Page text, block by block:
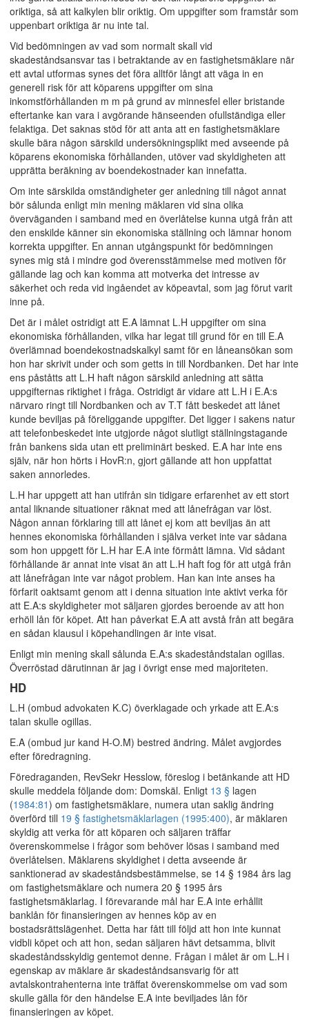
oriktiga, så att kalkylen blir oriktig. Om uppgifter som framstår som
uppenbart oriktiga är nu inte tal.
Vid bedömningen av vad som normalt skall vid
skadeståndsansvar tas i betraktande av en fastighetsmäklare när
ett avtal utformas synes det föra alltför långt att väga in en
generell risk för att köparens uppgifter om sina
inkomstförhållanden m m på grund av minnesfel eller bristande
eftertanke kan vara i avgörande hänseenden ofullständiga eller
felaktiga. Det saknas stöd för att anta att en fastighetsmäklare
skulle bära någon särskild undersökningsplikt med avseende på
köparens ekonomiska förhållanden, utöver vad skyldigheten att
upprätta beräkning av boendekostnader kan innefatta.
Om inte särskilda omständigheter ger anledning till något annat
bör sålunda enligt min mening mäklaren vid sina olika
överväganden i samband med en överlåtelse kunna utgå från att
den enskilde känner sin ekonomiska ställning och lämnar honom
korrekta uppgifter. En annan utgångspunkt för bedömningen
synes mig stå i mindre god överensstämmelse med motiven för
gällande lag och kan komma att motverka det intresse av
säkerhet och reda vid ingåendet av köpeavtal, som jag förut varit
inne på.
Det är i målet ostridigt att E.A lämnat L.H uppgifter om sina
ekonomiska förhållanden, vilka har legat till grund för en till E.A
överlämnad boendekostnadskalkyl samt för en låneansökan som
hon har skrivit under och som getts in till Nordbanken. Det har inte
ens påståtts att L.H haft någon särskild anledning att sätta
uppgifternas riktighet i fråga. Ostridigt är vidare att L.H i E.A:s
närvaro ringt till Nordbanken och av T.T fått beskedet att lånet
kunde beviljas på föreliggande uppgifter. Det ligger i sakens natur
att telefonbeskedet inte utgjorde något slutligt ställningstagande
från bankens sida utan ett preliminärt besked. E.A har inte ens
själv, när hon hörts i HovR:n, gjort gällande att hon uppfattat
saken annorledes.
L.H har uppgett att han utifrån sin tidigare erfarenhet av ett stort
antal liknande situationer räknat med att lånefrågan var löst.
Någon annan förklaring till att lånet ej kom att beviljas än att
hennes ekonomiska förhållanden i själva verket inte var sådana
som hon uppgett för L.H har E.A inte förmått lämna. Vid sådant
förhållande är annat inte visat än att L.H haft fog för att utgå från
att lånefrågan inte var något problem. Han kan inte anses ha
förfarit oaktsamt genom att i denna situation inte aktivt verka för
att E.A:s skyldigheter mot säljaren gjordes beroende av att hon
erhöll lån för köpet. Att han påverkat E.A att avstå från att begära
en sådan klausul i köpehandlingen är inte visat.
Enligt min mening skall sålunda E.A:s skadeståndstalan ogillas.
Överröstad därutinnan är jag i övrigt ense med majoriteten.
HD
L.H (ombud advokaten K.C) överklagade och yrkade att E.A:s
talan skulle ogillas.
E.A (ombud jur kand H-O.M) bestred ändring. Målet avgjordes
efter föredragning.
Föredraganden, RevSekr Hesslow, föreslog i betänkande att HD
skulle meddela följande dom: Domskäl. Enligt 13 § lagen
(1984:81) om fastighetsmäklare, numera utan saklig ändring
överförd till 19 § fastighetsmäklarlagen (1995:400), är mäklaren
skyldig att verka för att köparen och säljaren träffar
överenskommelse i frågor som behöver lösas i samband med
överlåtelsen. Mäklarens skyldighet i detta avseende är
sanktionerad av skadeståndsbestämmelse, se 14 § 1984 års lag
om fastighetsmäklare och numera 20 § 1995 års
fastighetsmäklarlag. I förevarande mål har E.A inte erhållit
banklån för finansieringen av hennes köp av en
bostadsrättslägenhet. Detta har fått till följd att hon inte kunnat
vidbli köpet och att hon, sedan säljaren hävt detsamma, blivit
skadeståndsskyldig gentemot denne. Frågan i målet är om L.H i
egenskap av mäklare är skadeståndsansvarig för att
avtalskontrahenterna inte träffat överenskommelse om vad som
skulle gälla för den händelse E.A inte beviljades lån för
finansieringen av köpet.